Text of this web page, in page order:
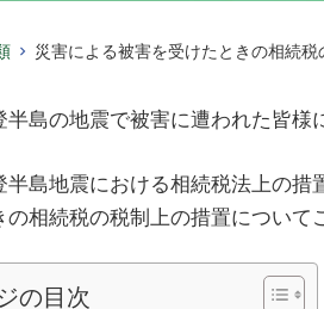
災害による被害を受けたときの相続
半島の地震で被害に遭われた皆様
半島地震における相続税法上の
相続税の税制上の措置について
の目次